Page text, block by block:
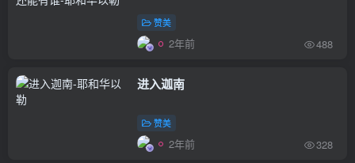
赞美
2年前 488
进入迦南
赞美
2年前 328